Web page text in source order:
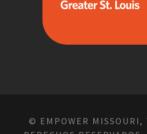
© EMPOWER MISSOURI,